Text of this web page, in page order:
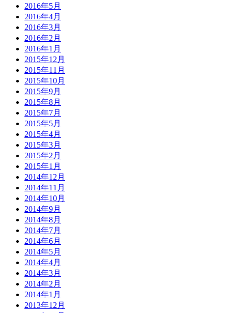
2016年5月
2016年4月
2016年3月
2016年2月
2016年1月
2015年12月
2015年11月
2015年10月
2015年9月
2015年8月
2015年7月
2015年5月
2015年4月
2015年3月
2015年2月
2015年1月
2014年12月
2014年11月
2014年10月
2014年9月
2014年8月
2014年7月
2014年6月
2014年5月
2014年4月
2014年3月
2014年2月
2014年1月
2013年12月